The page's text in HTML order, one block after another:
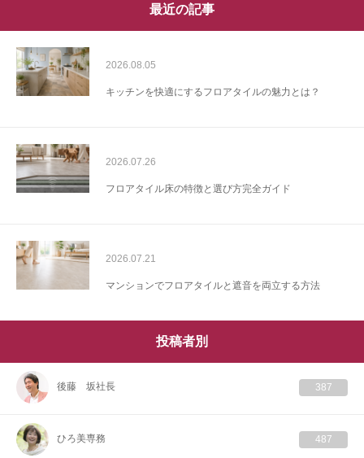
最近の記事
2026.08.05
キッチンを快適にするフロアタイルの魅力とは？
2026.07.26
フロアタイル床の特徴と選び方完全ガイド
2026.07.21
マンションでフロアタイルと遮音を両立する方法
投稿者別
後藤 坂社長 387
ひろ美専務 487